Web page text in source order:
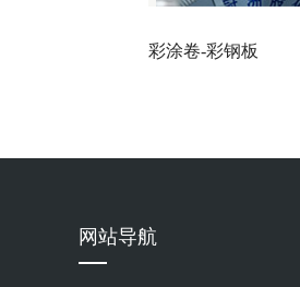
彩涂卷-彩钢板
网站导航